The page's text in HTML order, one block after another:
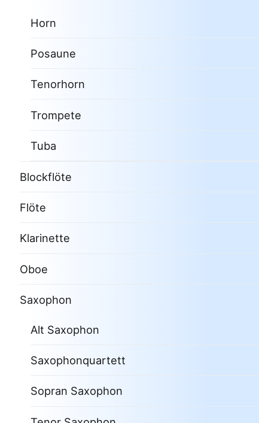
Horn
Posaune
Tenorhorn
Trompete
Tuba
Blockflöte
Flöte
Klarinette
Oboe
Saxophon
Alt Saxophon
Saxophonquartett
Sopran Saxophon